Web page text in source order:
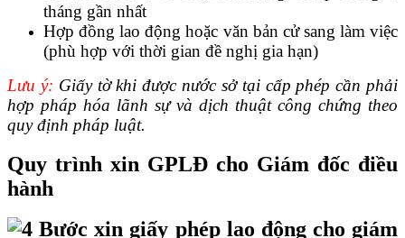
tháng gần nhất
Hợp đồng lao động hoặc văn bản cử sang làm việc
(phù hợp với thời gian đề nghị gia hạn)
Lưu ý: Giấy tờ khi được nước sở tại cấp phép cần phải
hợp pháp hóa lãnh sự và dịch thuật công chứng theo
quy định pháp luật.
Quy trình xin GPLĐ cho Giám đốc điều
hành